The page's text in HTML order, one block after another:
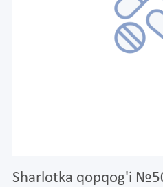
Sharlotka qopqog'i